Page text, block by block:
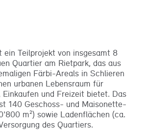
ein Teilprojekt von insgesamt 8
Quartier am Rietpark, das aus
Färbi-Areals in Schlieren
urbanen Lebensraum für
Einkaufen und Freizeit bietet. Das
140 Geschoss- und Maisonette-
m²) sowie Ladenflächen (ca.
des Quartiers.